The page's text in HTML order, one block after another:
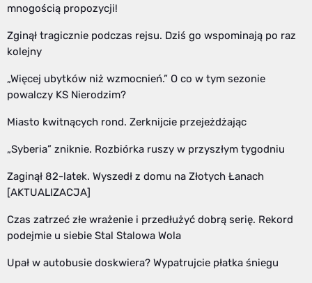
mnogością propozycji!
Zginął tragicznie podczas rejsu. Dziś go wspominają po raz
kolejny
„Więcej ubytków niż wzmocnień.” O co w tym sezonie
powalczy KS Nierodzim?
Miasto kwitnących rond. Zerknijcie przejeżdżając
„Syberia” zniknie. Rozbiórka ruszy w przyszłym tygodniu
Zaginął 82-latek. Wyszedł z domu na Złotych Łanach
[AKTUALIZACJA]
Czas zatrzeć złe wrażenie i przedłużyć dobrą serię. Rekord
podejmie u siebie Stal Stalowa Wola
Upał w autobusie doskwiera? Wypatrujcie płatka śniegu